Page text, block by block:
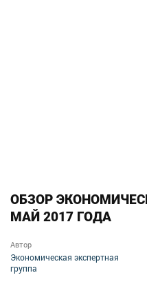
ОБЗОР
МАЙ 2017 ГОДА
Автор
Экономическая экспертная
группа